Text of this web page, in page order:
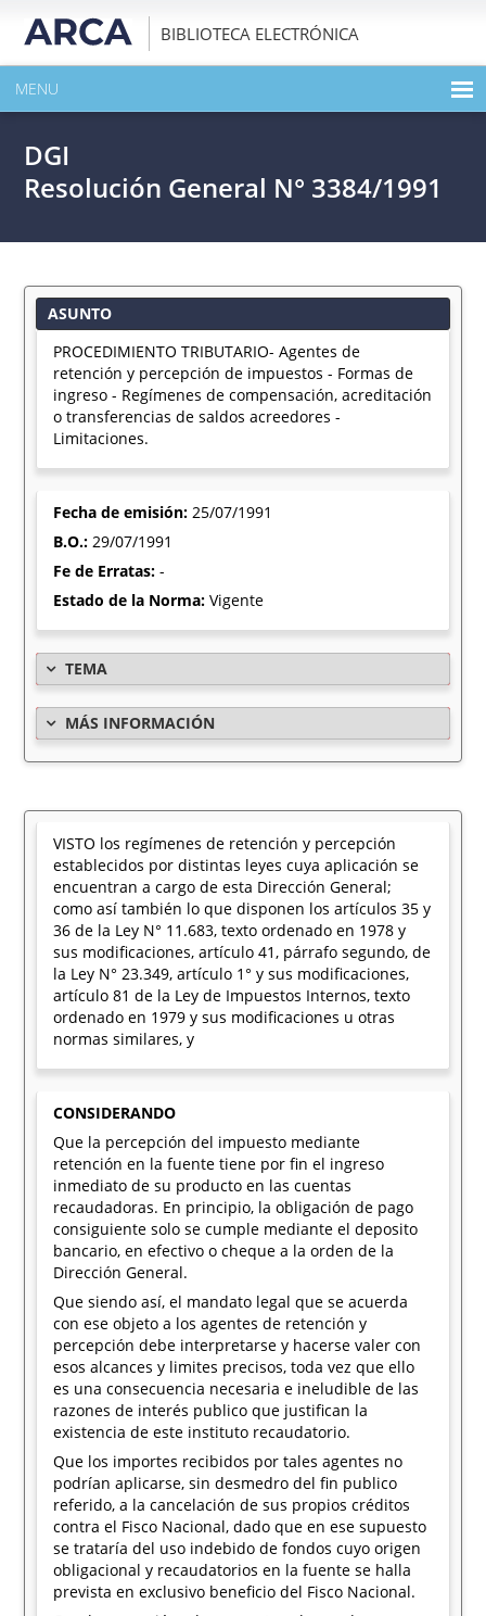
BIBLIOTECA ELECTRÓNICA
MENU
EXPANDIR TODO EL CONTENIDO DE LA PUBLICACIÓN
DGI
Resolución General N° 3384/1991
ASUNTO
PROCEDIMIENTO TRIBUTARIO- Agentes de
retención y percepción de impuestos - Formas de
ingreso - Regímenes de compensación, acreditación
o transferencias de saldos acreedores -
Limitaciones.
Fecha de emisión:25/07/1991
B.O.:29/07/1991
Fe de Erratas:-
Estado de la Norma:Vigente
TEMA
MÁS INFORMACIÓN
VISTO los regímenes de retención y percepción
establecidos por distintas leyes cuya aplicación se
encuentran a cargo de esta Dirección General;
como así también lo que disponen los artículos 35 y
36 de la Ley N° 11.683, texto ordenado en 1978 y
sus modificaciones, artículo 41, párrafo segundo, de
la Ley N° 23.349, artículo 1° y sus modificaciones,
artículo 81 de la Ley de Impuestos Internos, texto
ordenado en 1979 y sus modificaciones u otras
normas similares, y
CONSIDERANDO
Que la percepción del impuesto mediante
retención en la fuente tiene por fin el ingreso
inmediato de su producto en las cuentas
recaudadoras. En principio, la obligación de pago
consiguiente solo se cumple mediante el deposito
bancario, en efectivo o cheque a la orden de la
Dirección General.
Que siendo así, el mandato legal que se acuerda
con ese objeto a los agentes de retención y
percepción debe interpretarse y hacerse valer con
esos alcances y limites precisos, toda vez que ello
es una consecuencia necesaria e ineludible de las
razones de interés publico que justifican la
existencia de este instituto recaudatorio.
Que los importes recibidos por tales agentes no
podrían aplicarse, sin desmedro del fin publico
referido, a la cancelación de sus propios créditos
contra el Fisco Nacional, dado que en ese supuesto
se trataría del uso indebido de fondos cuyo origen
obligacional y recaudatorios en la fuente se halla
prevista en exclusivo beneficio del Fisco Nacional.